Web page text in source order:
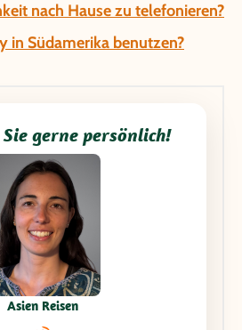
nach Hause zu telefonieren?
in Südamerika benutzen?
gerne persönlich!
Asien Reisen